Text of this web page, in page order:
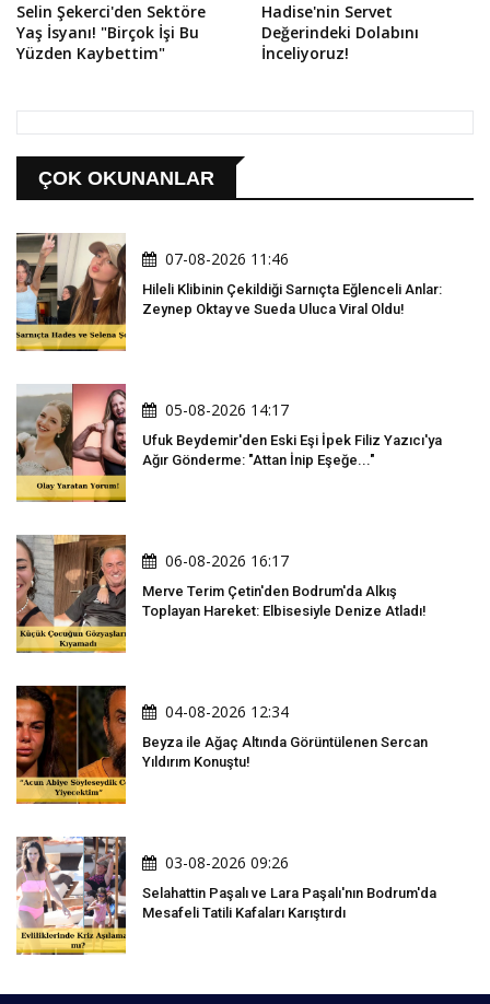
Selin Şekerci'den Sektöre
Yaş İsyanı! "Birçok İşi Bu
Yüzden Kaybettim"
Hadise'nin Servet
Değerindeki Dolabını
İnceliyoruz!
ÇOK OKUNANLAR
07-08-2026 11:46
Hileli Klibinin Çekildiği Sarnıçta Eğlenceli Anlar:
Zeynep Oktay ve Sueda Uluca Viral Oldu!
05-08-2026 14:17
Ufuk Beydemir'den Eski Eşi İpek Filiz Yazıcı'ya
Ağır Gönderme: "Attan İnip Eşeğe..."
06-08-2026 16:17
Merve Terim Çetin'den Bodrum'da Alkış
Toplayan Hareket: Elbisesiyle Denize Atladı!
04-08-2026 12:34
Beyza ile Ağaç Altında Görüntülenen Sercan
Yıldırım Konuştu!
03-08-2026 09:26
Selahattin Paşalı ve Lara Paşalı'nın Bodrum'da
Mesafeli Tatili Kafaları Karıştırdı